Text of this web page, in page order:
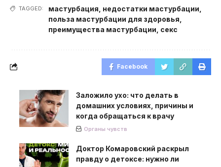
TAGGED: мастурбация недостатки мастурбации
польза мастурбации для здоровья
преимущества мастурбации секс
Facebook
Заложило ухо: что делать в
домашних условиях, причины и
когда обращаться к врачу
Органы чувств
Доктор Комаровский раскрыл
правду о детоксе: нужно ли